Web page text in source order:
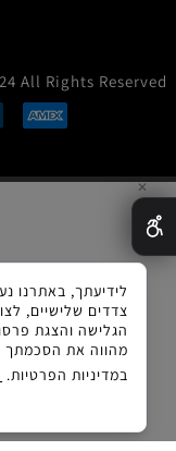
All Rights Reserved
✕
צדדים שלישיים,
הגלישה והצגת
מהווה את הסכמתך
במדיניות הפרטיות.